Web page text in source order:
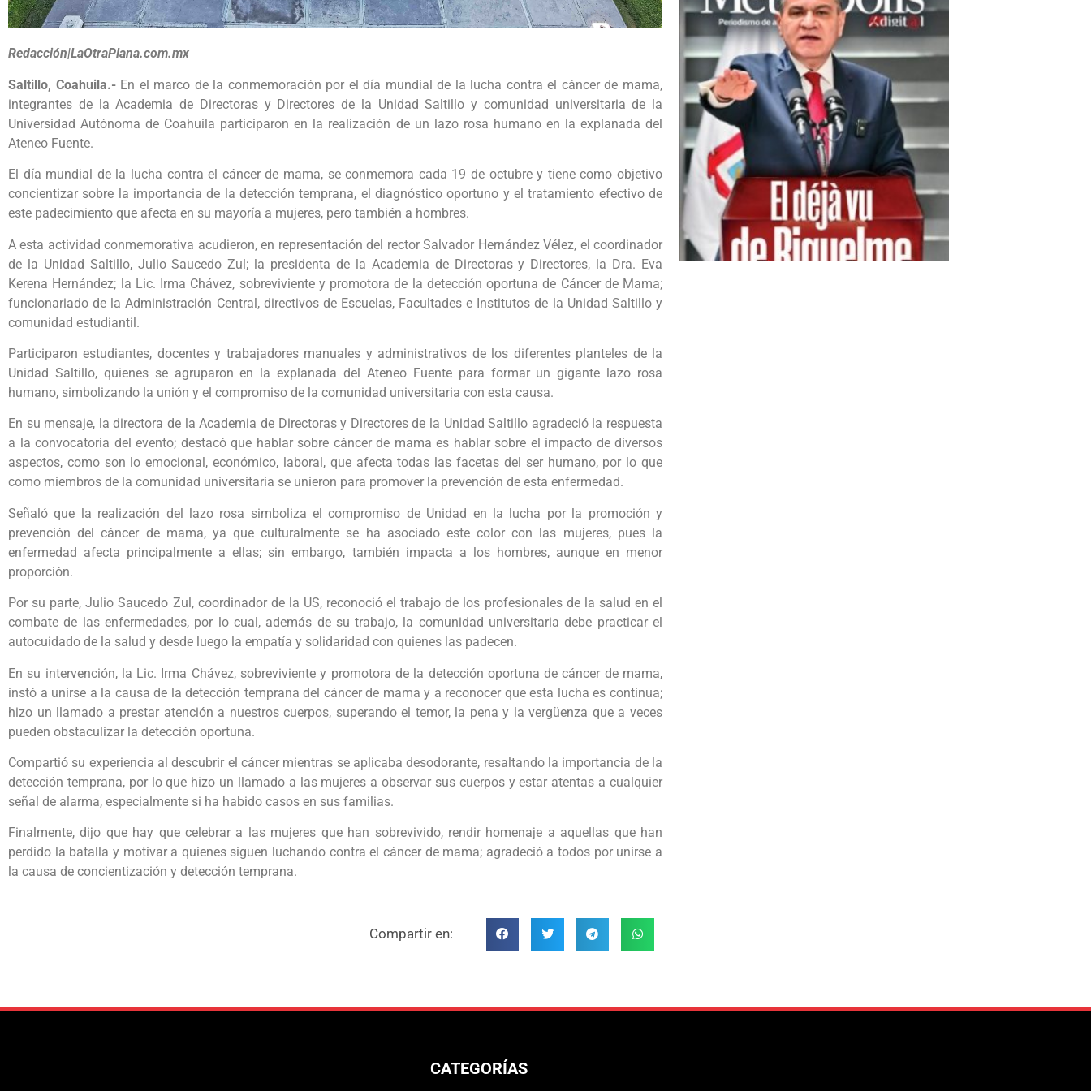
Redacción|LaOtraPlana.com.mx
Saltillo, Coahuila.- En el marco de la conmemoración por el día mundial de la lucha contra el cáncer de mama,
integrantes de la Academia de Directoras y Directores de la Unidad Saltillo y comunidad universitaria de la
Universidad Autónoma de Coahuila participaron en la realización de un lazo rosa humano en la explanada del
Ateneo Fuente.
El día mundial de la lucha contra el cáncer de mama, se conmemora cada 19 de octubre y tiene como objetivo
concientizar sobre la importancia de la detección temprana, el diagnóstico oportuno y el tratamiento efectivo de
este padecimiento que afecta en su mayoría a mujeres, pero también a hombres.
A esta actividad conmemorativa acudieron, en representación del rector Salvador Hernández Vélez, el coordinador
de la Unidad Saltillo, Julio Saucedo Zul; la presidenta de la Academia de Directoras y Directores, la Dra. Eva
Kerena Hernández; la Lic. Irma Chávez, sobreviviente y promotora de la detección oportuna de Cáncer de Mama;
funcionariado de la Administración Central, directivos de Escuelas, Facultades e Institutos de la Unidad Saltillo y
comunidad estudiantil.
Participaron estudiantes, docentes y trabajadores manuales y administrativos de los diferentes planteles de la
Unidad Saltillo, quienes se agruparon en la explanada del Ateneo Fuente para formar un gigante lazo rosa
humano, simbolizando la unión y el compromiso de la comunidad universitaria con esta causa.
En su mensaje, la directora de la Academia de Directoras y Directores de la Unidad Saltillo agradeció la respuesta
a la convocatoria del evento; destacó que hablar sobre cáncer de mama es hablar sobre el impacto de diversos
aspectos, como son lo emocional, económico, laboral, que afecta todas las facetas del ser humano, por lo que
como miembros de la comunidad universitaria se unieron para promover la prevención de esta enfermedad.
Señaló que la realización del lazo rosa simboliza el compromiso de Unidad en la lucha por la promoción y
prevención del cáncer de mama, ya que culturalmente se ha asociado este color con las mujeres, pues la
enfermedad afecta principalmente a ellas; sin embargo, también impacta a los hombres, aunque en menor
proporción.
Por su parte, Julio Saucedo Zul, coordinador de la US, reconoció el trabajo de los profesionales de la salud en el
combate de las enfermedades, por lo cual, además de su trabajo, la comunidad universitaria debe practicar el
autocuidado de la salud y desde luego la empatía y solidaridad con quienes las padecen.
En su intervención, la Lic. Irma Chávez, sobreviviente y promotora de la detección oportuna de cáncer de mama,
instó a unirse a la causa de la detección temprana del cáncer de mama y a reconocer que esta lucha es continua;
hizo un llamado a prestar atención a nuestros cuerpos, superando el temor, la pena y la vergüenza que a veces
pueden obstaculizar la detección oportuna.
Compartió su experiencia al descubrir el cáncer mientras se aplicaba desodorante, resaltando la importancia de la
detección temprana, por lo que hizo un llamado a las mujeres a observar sus cuerpos y estar atentas a cualquier
señal de alarma, especialmente si ha habido casos en sus familias.
Finalmente, dijo que hay que celebrar a las mujeres que han sobrevivido, rendir homenaje a aquellas que han
perdido la batalla y motivar a quienes siguen luchando contra el cáncer de mama; agradeció a todos por unirse a
la causa de concientización y detección temprana.
Compartir en:
CATEGORÍAS